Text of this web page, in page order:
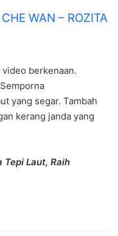
WAN – ROZITA
berkenaan.
yang segar. Tambah
kerang janda yang
Tepi Laut, Raih